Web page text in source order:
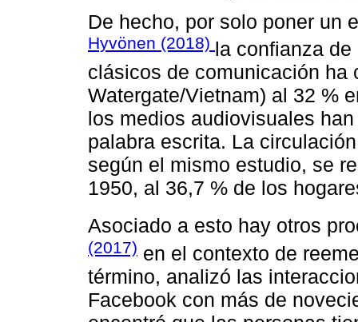
De hecho, por solo poner un
Hyvönen (2018) la confianza
clásicos de comunicación ha
Watergate/Vietnam) al 32 %
los medios audiovisuales
palabra escrita. La
según el mismo estudio, se
1950, al 36,7 % de los
Asociado a esto hay otros
(2017) en el contexto de
término, analizó las
Facebook con más de